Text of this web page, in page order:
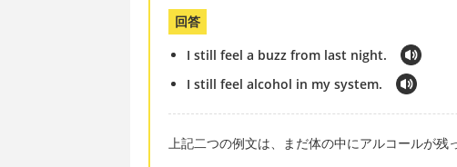
回答
I still feel a buzz from last night.
I still feel alcohol in my system.
上記二つの例文は、まだ体の中にアルコールが残